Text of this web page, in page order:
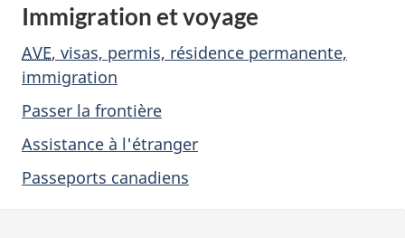
n
e
m
e
n
Immigration et voyage
AVE, visas, permis, résidence permanente,
immigration
Passer la frontière
Assistance à l'étranger
Passeports canadiens